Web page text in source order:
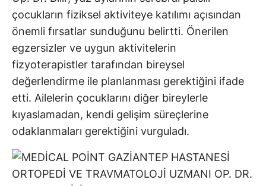
çocukların fiziksel aktiviteye katılımı açısından
önemli fırsatlar sunduğunu belirtti. Önerilen
egzersizler ve uygun aktivitelerin
fizyoterapistler tarafından bireysel
değerlendirme ile planlanması gerektiğini ifade
etti. Ailelerin çocuklarını diğer bireylerle
kıyaslamadan, kendi gelişim süreçlerine
odaklanmaları gerektiğini vurguladı.